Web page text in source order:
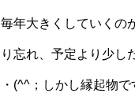
毎年大きくしていくの
り忘れ、予定より少し
・(^^；しかし縁起物